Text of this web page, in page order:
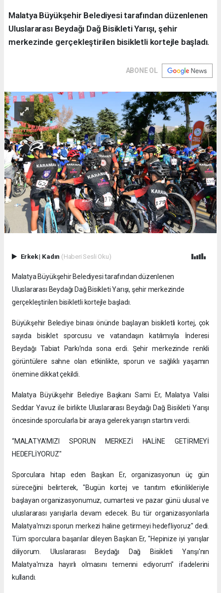
Malatya Büyükşehir Belediyesi tarafından düzenlenen
Uluslararası Beydağı Dağ Bisikleti Yarışı, şehir
merkezinde gerçekleştirilen bisikletli kortejle başladı.
ABONE OL
Erkek| Kadın (Haberi Sesli Oku)
Malatya Büyükşehir Belediyesi tarafından düzenlenen
Uluslararası Beydağı Dağ Bisikleti Yarışı, şehir merkezinde
gerçekleştirilen bisikletli kortejle başladı.
Büyükşehir Belediye binası önünde başlayan bisikletli kortej, çok
sayıda bisiklet sporcusu ve vatandaşın katılımıyla İnderesi
Beydağı Tabiat Parkı'nda sona erdi. Şehir merkezinde renkli
görüntülere sahne olan etkinlikte, sporun ve sağlıklı yaşamın
önemine dikkat çekildi.
Malatya Büyükşehir Belediye Başkanı Sami Er, Malatya Valisi
Seddar Yavuz ile birlikte Uluslararası Beydağı Dağ Bisikleti Yarışı
öncesinde sporcularla bir araya gelerek yarışın startını verdi.
“MALATYA'MIZI SPORUN MERKEZİ HALİNE GETİRMEYİ
HEDEFLİYORUZ"
Sporculara hitap eden Başkan Er, organizasyonun üç gün
süreceğini belirterek, "Bugün kortej ve tanıtım etkinlikleriyle
başlayan organizasyonumuz, cumartesi ve pazar günü ulusal ve
uluslararası yarışlarla devam edecek. Bu tür organizasyonlarla
Malatya'mızı sporun merkezi haline getirmeyi hedefliyoruz" dedi.
Tüm sporculara başarılar dileyen Başkan Er, "Hepinize iyi yarışlar
diliyorum. Uluslararası Beydağı Dağ Bisikleti Yarışı'nın
Malatya'mıza hayırlı olmasını temenni ediyorum" ifadelerini
kullandı.